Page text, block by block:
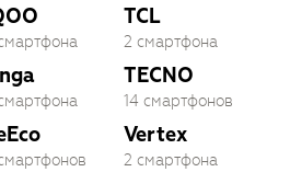
TCL
2 смартфона
TECNO
14 смартфонов
Vertex
2 смартфона